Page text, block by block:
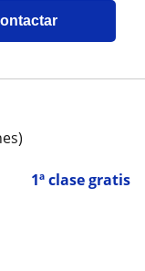
1ª clase gratis